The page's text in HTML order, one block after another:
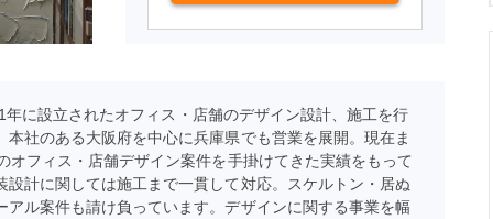
年に設立されたオフィス・店舗のデザイン設計、施工を行
本社のある大阪府を中心に兵庫県でも営業を展開。現在ま
オフィス・店舗デザイン案件を手掛けてきた実績をもって
設計に関しては施工まで一貫して対応。スケルトン・居ぬ
アル案件も請け負っています。デザインに関する事業を幅